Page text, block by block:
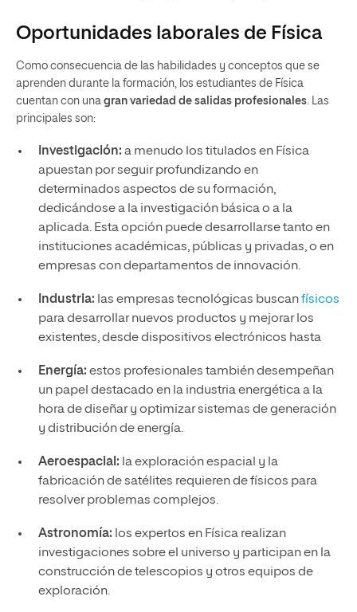
Oportunidades laborales de Física
Como consecuencia de las habilidades y conceptos que se
aprenden durante la formación, los estudiantes de Física
cuentan con una gran variedad de salidas profesionales. Las
principales son:
Investigación: a menudo los titulados en Física
apuestan por seguir profundizando en
determinados aspectos de su formación,
dedicándose a la investigación básica o a la
aplicada. Esta opción puede desarrollarse tanto en
instituciones académicas, públicas y privadas, o en
empresas con departamentos de innovación.
Industria: las empresas tecnológicas buscanfísicos
para desarrollar nuevos productos y mejorar los
existentes, desde dispositivos electrónicos hasta
Energía: estos profesionales también desempeñan
un papel destacado en la industria energética a la
hora de diseñar y optimizar sistemas de generación
y distribución de energía.
Aeroespacial: la exploración espacial y la
fabricación de satélites requieren de físicos para
resolver problemas complejos.
Astronomía: los expertos en Física realizan
investigaciones sobre el universo y participan en la
construcción de telescopios y otros equipos de
exploración.